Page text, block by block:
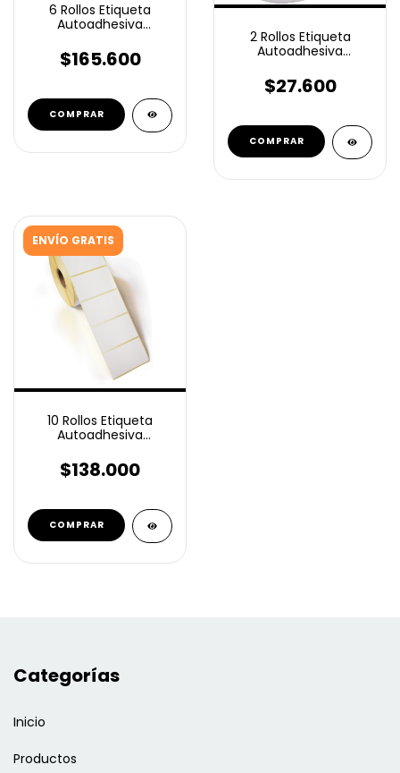
6 Rollos Etiqueta
Autoadhesiva
3000 c/u
$165.600
2 Rollos Etiqueta
Autoadhesiva
1500 c/u
$27.600
ENVÍO GRATIS
10 Rollos Etiqueta
Autoadhesiva
1500u
$138.000
Categorías
Inicio
Productos